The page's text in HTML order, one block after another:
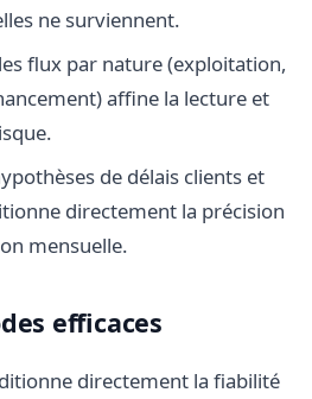
ne surviennent.
flux par nature (exploitation,
affine la lecture et
de délais clients et
directement la précision
mensuelle.
efficaces
directement la fiabilité